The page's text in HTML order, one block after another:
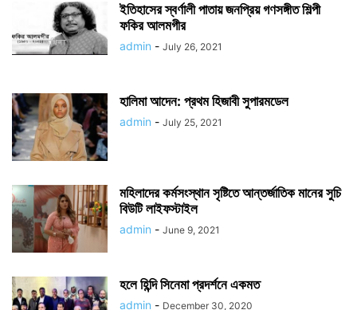
ইতিহাসের স্বর্ণালী পাতায় জনপ্রিয় গণসঙ্গীত শিল্পী
ফকির আলমগীর
admin - July 26, 2021
হালিমা আদেন: প্রথম হিজাবী সুপারমডেল
admin - July 25, 2021
মহিলাদের কর্মসংস্থান সৃষ্টিতে আন্তর্জাতিক মানের সুচি
বিউটি লাইফস্টাইল
admin - June 9, 2021
হলে হিন্দি সিনেমা প্রদর্শনে একমত
admin - December 30, 2020